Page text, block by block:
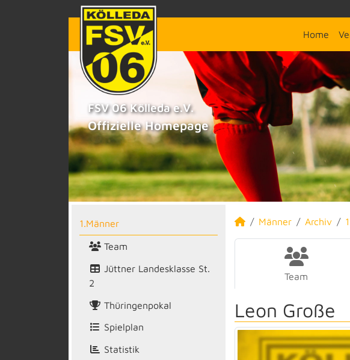
Home
FSV 06 Kölleda e.V.
Offizielle Homepage
1.Männer
Team
Jüttner Landesklasse St.
2
Thüringenpokal
Spielplan
Statistik
Männer Archiv
Team
Leon Große